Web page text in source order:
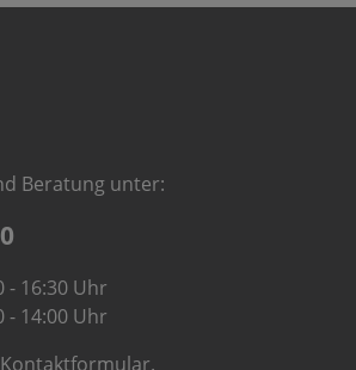
Beratung unter:
- 16:30 Uhr
- 14:00 Uhr
Kontaktformular.